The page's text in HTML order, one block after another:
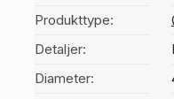
Produkttype:
Detaljer:
Diameter: